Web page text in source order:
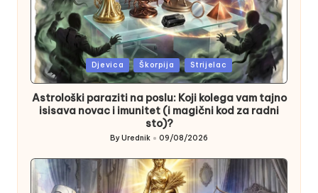
Posted
in
Djevica Škorpija Strijelac
Astrološki paraziti na poslu: Koji kolega vam tajno
isisava novac i imunitet (i magični kod za radni
sto)?
Posted
ByUrednik 09/08/2026